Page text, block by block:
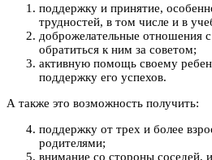
поддержку и принятие,
трудностей, в том числе и в
доброжелательные отношения
обратиться к ним за советом;
активную помощь своему
поддержку его успехов.
А также это возможность получить:
поддержку от трех и более
родителями;
внимание со стороны соседей,